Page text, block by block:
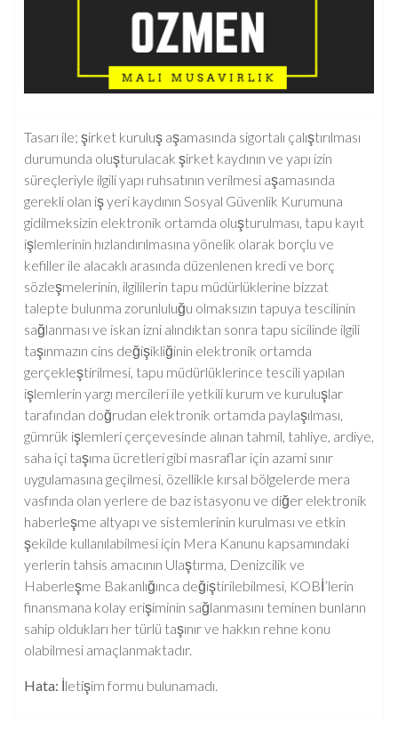
Tasarı ile; şirket kuruluş aşamasında sigortalı çalıştırılması
durumunda oluşturulacak şirket kaydının ve yapı izin
süreçleriyle ilgili yapı ruhsatının verilmesi aşamasında
gerekli olan iş yeri kaydının Sosyal Güvenlik Kurumuna
gidilmeksizin elektronik ortamda oluşturulması, tapu kayıt
işlemlerinin hızlandırılmasına yönelik olarak borçlu ve
kefiller ile alacaklı arasında düzenlenen kredi ve borç
sözleşmelerinin, ilgililerin tapu müdürlüklerine bizzat
talepte bulunma zorunluluğu olmaksızın tapuya tescilinin
sağlanması ve iskan izni alındıktan sonra tapu sicilinde ilgili
taşınmazın cins değişikliğinin elektronik ortamda
gerçekleştirilmesi, tapu müdürlüklerince tescili yapılan
işlemlerin yargı mercileri ile yetkili kurum ve kuruluşlar
tarafından doğrudan elektronik ortamda paylaşılması,
gümrük işlemleri çerçevesinde alınan tahmil, tahliye, ardiye,
saha içi taşıma ücretleri gibi masraflar için azami sınır
uygulamasına geçilmesi, özellikle kırsal bölgelerde mera
vasfında olan yerlere de baz istasyonu ve diğer elektronik
haberleşme altyapı ve sistemlerinin kurulması ve etkin
şekilde kullanılabilmesi için Mera Kanunu kapsamındaki
yerlerin tahsis amacının Ulaştırma, Denizcilik ve
Haberleşme Bakanlığınca değiştirilebilmesi, KOBİ’lerin
finansmana kolay erişiminin sağlanmasını teminen bunların
sahip oldukları her türlü taşınır ve hakkın rehne konu
olabilmesi amaçlanmaktadır.
Hata: İletişim formu bulunamadı.